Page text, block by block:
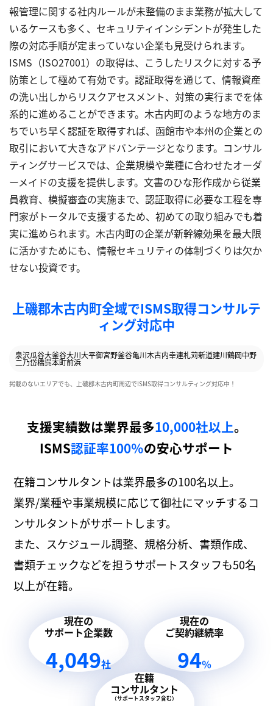
報管理に関する社内ルールが未整備のまま業務が拡大して
いるケースも多く、セキュリティインシデントが発生した
際の対応手順が定まっていない企業も見受けられます。
ISMS（ISO27001）の取得は、こうしたリスクに対する予
防策として極めて有効です。認証取得を通じて、情報資産
の洗い出しからリスクアセスメント、対策の実行までを体
系的に進めることができます。木古内町のような地方のま
ちでいち早く認証を取得すれば、函館市や本州の企業との
取引において大きなアドバンテージとなります。コンサル
ティングサービスでは、企業規模や業種に合わせたオーダ
ーメイドの支援を提供します。文書のひな形作成から従業
員教育、模擬審査の実施まで、認証取得に必要な工程を専
門家がトータルで支援するため、初めての取り組みでも着
実に進められます。木古内町の企業が新幹線効果を最大限
に活かすためにも、情報セキュリティの体制づくりは欠か
せない投資です。
上磯郡木古内町全域でISMS取得コンサルテ
ィング対応中
泉沢瓜谷大釜谷大川大平御宮野釜谷亀川木古内幸連札苅新道建川鶴岡中野
二乃岱橋呉本町前浜
掲載のないエリアでも、上磯郡木古内町周辺でISMS取得コンサルティング対応中！
支援実績数は業界最多10,000社以上。
ISMS認証率100％の安心サポート
在籍コンサルタントは業界最多の100名以上。
業界/業種や事業規模に応じて御社にマッチするコ
ンサルタントがサポートします。
また、スケジュール調整、規格分析、書類作成、
書類チェックなどを担うサポートスタッフも50名
以上が在籍。
現在の
サポート企業数
4,049社
現在の
ご契約継続率
94％
在籍
コンサルタント
（サポートスタッフ含む）